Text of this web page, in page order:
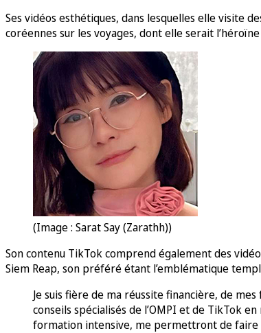
Ses vidéos esthétiques, dans lesquelles elle visite
coréennes sur les voyages, dont elle serait
(Image : Sarat Say (Zarathh))
Son contenu TikTok comprend également des
Siem Reap, son préféré étant l’emblématique
Je suis fière de ma réussite financière, de mes
conseils spécialisés de l’OMPI et de TikTok
formation intensive, me permettront de faire